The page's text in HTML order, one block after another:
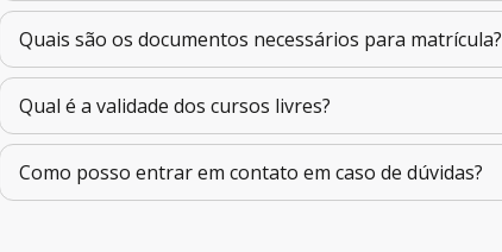
Quais são os documentos necessários para matrícula?
Qual é a validade dos cursos livres?
Como posso entrar em contato em caso de dúvidas?